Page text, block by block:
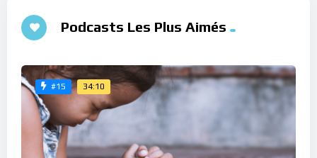
Podcasts Les Plus Aimés
#15 34:10